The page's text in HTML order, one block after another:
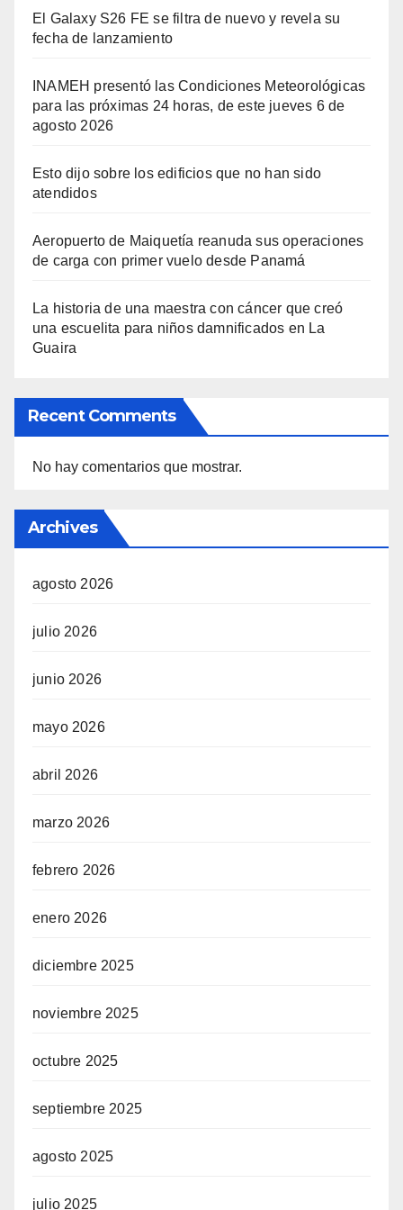
El Galaxy S26 FE se filtra de nuevo y revela su
fecha de lanzamiento
INAMEH presentó las Condiciones Meteorológicas
para las próximas 24 horas, de este jueves 6 de
agosto 2026
Esto dijo sobre los edificios que no han sido
atendidos
Aeropuerto de Maiquetía reanuda sus operaciones
de carga con primer vuelo desde Panamá
La historia de una maestra con cáncer que creó
una escuelita para niños damnificados en La
Guaira
Recent Comments
No hay comentarios que mostrar.
Archives
agosto 2026
julio 2026
junio 2026
mayo 2026
abril 2026
marzo 2026
febrero 2026
enero 2026
diciembre 2025
noviembre 2025
octubre 2025
septiembre 2025
agosto 2025
julio 2025